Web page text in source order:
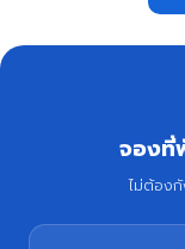
จองที่
ไม่ต้อง